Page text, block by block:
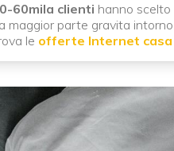
60mila clienti hanno
maggior parte gravita
le offerte Internet casa